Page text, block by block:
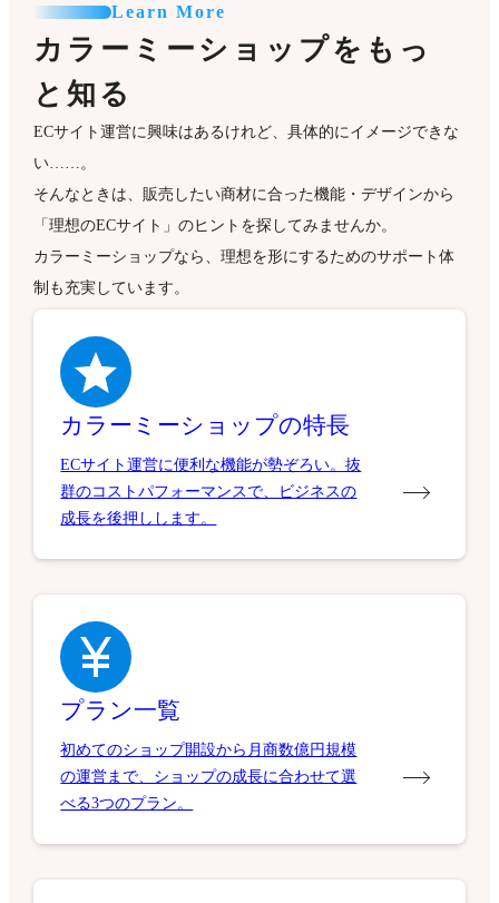
Learn More
カラーミーショップをもっ
と知る
ECサイト運営に興味はあるけれど、具体的にイメージできな
い……。
そんなときは、販売したい商材に合った機能・デザインから
「理想のECサイト」のヒントを探してみませんか。
カラーミーショップなら、理想を形にするためのサポート体
制も充実しています。
カラーミーショップの特長
ECサイト運営に便利な機能が勢ぞろい。抜
群のコストパフォーマンスで、ビジネスの
成長を後押しします。
プラン一覧
初めてのショップ開設から月商数億円規模
の運営まで、ショップの成長に合わせて選
べる3つのプラン。